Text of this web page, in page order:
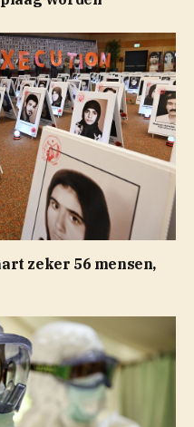
zeker 56 mensen,